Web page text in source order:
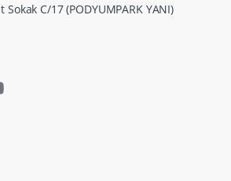
C/17 (PODYUMPARK YANI)